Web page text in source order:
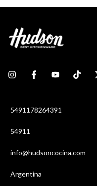
5491178264391
54911
info@hudsoncocina.com
Argentina